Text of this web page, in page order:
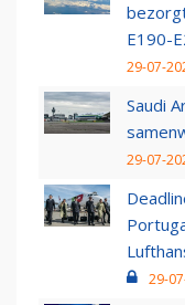
E190-
29-07-
Saudi
29-07-
29-